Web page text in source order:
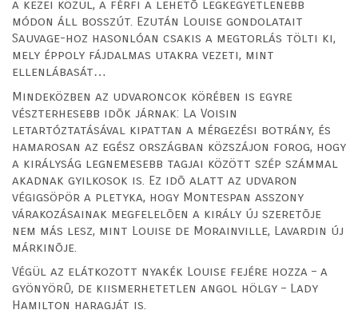
a kezei közül, a férfi a lehetõ legkegyetlenebb
módon áll bosszút. Ezután Louise gondolatait
Sauvage-hoz hasonlóan csakis a megtorlás tölti ki,
mely éppoly fájdalmas utakra vezeti, mint
ellenlábasát…
Mindeközben az udvaroncok körében is egyre
vészterhesebb idõk járnak: La Voisin
letartóztatásával kipattan a mérgezési botrány, és
hamarosan az egész országban közszájon forog, hogy
a királyság legnemesebb tagjai között szép számmal
akadnak gyilkosok is. Ez idõ alatt az udvaron
végigsöpör a pletyka, hogy Montespan asszony
várakozásainak megfelelõen a király új szeretõje
nem más lesz, mint Louise de Morainville, Lavardin új
márkinõje.
Végül az elátkozott nyakék Louise fejére hozza – a
gyönyörû, de kiismerhetetlen angol hölgy – Lady
Hamilton haragját is.